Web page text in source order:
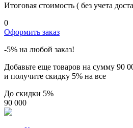
Итоговая стоимость ( без учета
0
Оформить заказ
-5% на любой заказ!
Добавьте еще товаров на сумму 90
и получите скидку 5% на все
До скидки 5%
90 000